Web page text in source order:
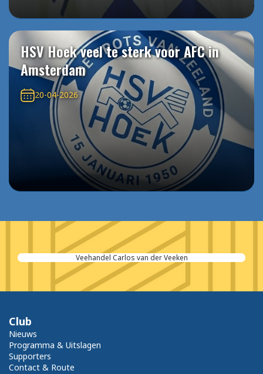
HSV Hoek veel te sterk voor AFC in
Amsterdam
20-04-2026
Veehandel Carlos van der Veeken
Club
Nieuws
Programma & Uitslagen
Supporters
Contact & Route